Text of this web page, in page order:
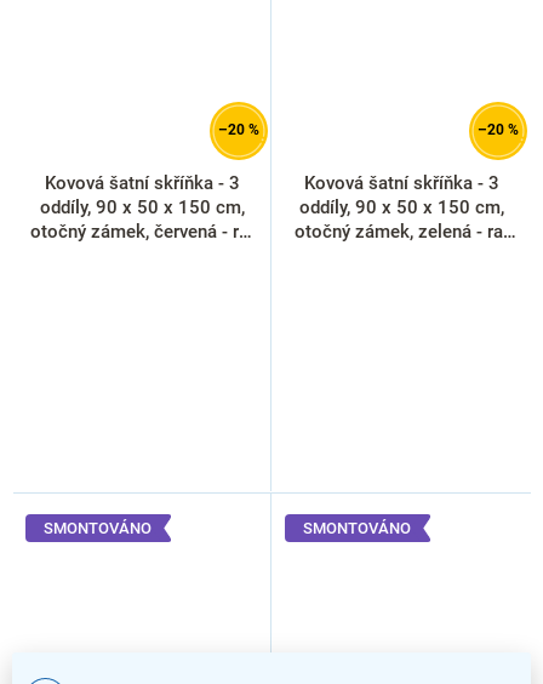
–20 %
Kovová šatní skříňka - 3
oddíly, 90 x 50 x 150 cm,
otočný zámek, červená - ral
–20 %
Kovová šatní skříňka - 3
oddíly, 90 x 50 x 150 cm,
otočný zámek, zelená - ral
SMONTOVÁNO SMONTOVÁNO